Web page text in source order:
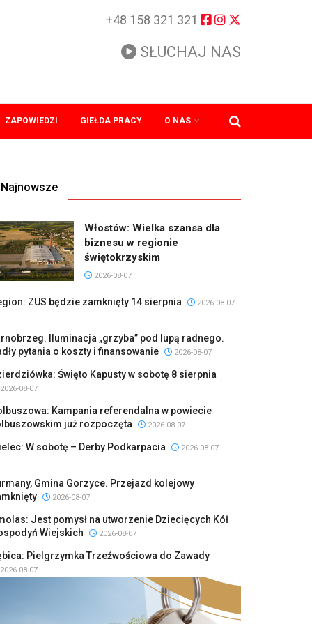
+48 158 321 321
SŁUCHAJ NAS
ZAPOWIEDZI GIEŁDA PRACY O NAS
Najnowsze
Włostów: Wielka szansa dla
biznesu w regionie
świętokrzyskim
2026-08-07
ZUS będzie zamknięty 14 sierpnia 2026-08-07
Iluminacja „grzyba” pod lupą radnego.
pytania o koszty i finansowanie
2026-08-07
Święto Kapusty w sobotę 8 sierpnia
2026-08-07
Kampania referendalna w powiecie
już rozpoczęta
2026-08-07
W sobotę – Derby Podkarpacia 2026-08-07
Gmina Gorzyce. Przejazd kolejowy
2026-08-07
Jest pomysł na utworzenie Dziecięcych Kół
Wiejskich
2026-08-07
Pielgrzymka Trzeźwościowa do Zawady
2026-08-07